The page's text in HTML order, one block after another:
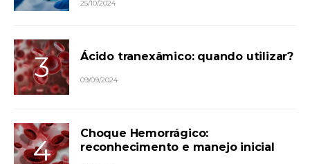
25/10/2024
Ácido tranexâmico: quando utilizar?
09/09/2024
Choque Hemorrágico:
reconhecimento e manejo inicial